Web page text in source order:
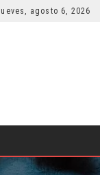
agosto 6, 2026